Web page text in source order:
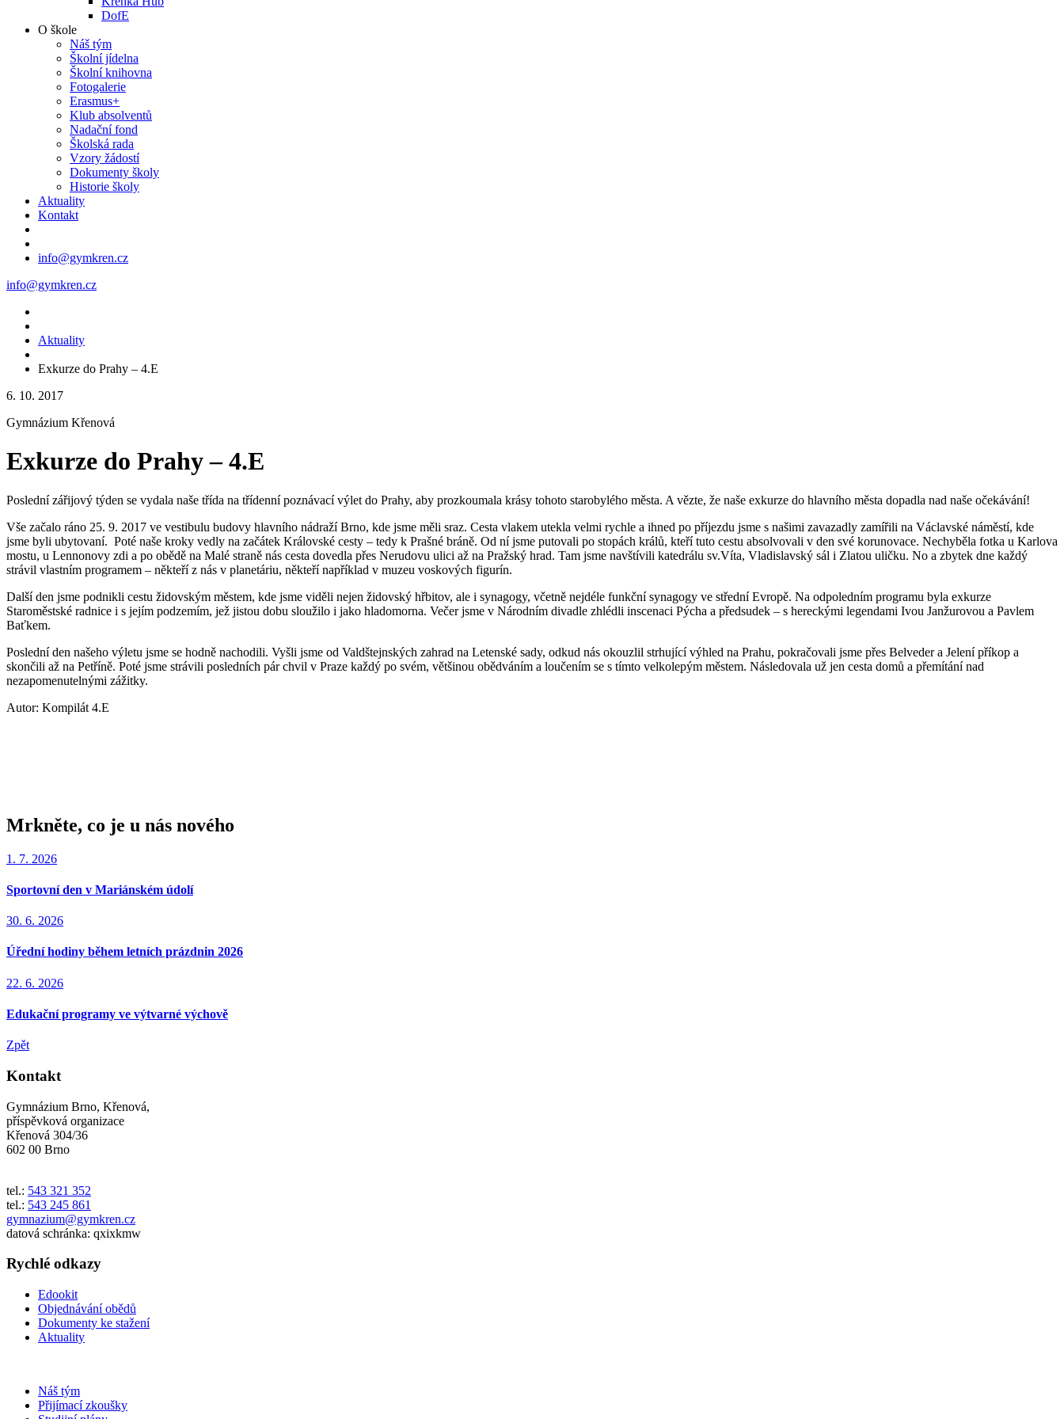
DofE
O škole
Náš tým
Školní jídelna
Školní knihovna
Fotogalerie
Erasmus+
Klub absolventů
Nadační fond
Školská rada
Vzory žádostí
Dokumenty školy
Historie školy
Aktuality
Kontakt
info@gymkren.cz
info@gymkren.cz
Aktuality
Exkurze do Prahy – 4.E
6. 10. 2017
Gymnázium Křenová
Exkurze do Prahy – 4.E
Poslední zářijový týden se vydala naše třída na třídenní poznávací výlet do Prahy, aby prozkoumala krásy tohoto starobylého města. A vězte, že naše exkurze do hlavního města dopadla nad naše očekávání!
Vše začalo ráno 25. 9. 2017 ve vestibulu budovy hlavního nádraží Brno, kde jsme měli sraz. Cesta vlakem utekla velmi rychle a ihned po příjezdu jsme s našimi zavazadly zamířili na Václavské náměstí, kde
jsme byli ubytovaní. Poté naše kroky vedly na začátek Královské cesty – tedy k Prašné bráně. Od ní jsme putovali po stopách králů, kteří tuto cestu absolvovali v den své korunovace. Nechyběla fotka u Karlova
mostu, u Lennonovy zdi a po obědě na Malé straně nás cesta dovedla přes Nerudovu ulici až na Pražský hrad. Tam jsme navštívili katedrálu sv.Víta, Vladislavský sál i Zlatou uličku. No a zbytek dne každý
strávil vlastním programem – někteří z nás v planetáriu, někteří například v muzeu voskových figurín.
Další den jsme podnikli cestu židovským městem, kde jsme viděli nejen židovský hřbitov, ale i synagogy, včetně nejdéle funkční synagogy ve střední Evropě. Na odpoledním programu byla exkurze
Staroměstské radnice i s jejím podzemím, jež jistou dobu sloužilo i jako hladomorna. Večer jsme v Národním divadle zhlédli inscenaci Pýcha a předsudek – s hereckými legendami Ivou Janžurovou a Pavlem
Baťkem.
Poslední den našeho výletu jsme se hodně nachodili. Vyšli jsme od Valdštejnských zahrad na Letenské sady, odkud nás okouzlil strhující výhled na Prahu, pokračovali jsme přes Belveder a Jelení příkop a
skončili až na Petříně. Poté jsme strávili posledních pár chvil v Praze každý po svém, většinou obědváním a loučením se s tímto velkolepým městem. Následovala už jen cesta domů a přemítání nad
nezapomenutelnými zážitky.
Autor: Kompilát 4.E
Mrkněte, co je u nás nového
1. 7. 2026
Sportovní den v Mariánském údolí
30. 6. 2026
Úřední hodiny během letních prázdnin 2026
22. 6. 2026
Edukační programy ve výtvarné výchově
Zpět
Kontakt
Gymnázium Brno, Křenová,
příspěvková organizace
Křenová 304/36
602 00 Brno
tel.: 543 321 352
tel.: 543 245 861
gymnazium@gymkren.cz
datová schránka: qxixkmw
Rychlé odkazy
Edookit
Objednávání obědů
Dokumenty ke stažení
Aktuality
Náš tým
Přijímací zkoušky